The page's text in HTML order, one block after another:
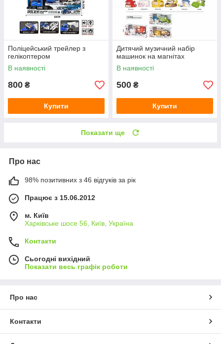
Поліцейський трейлер з
гелікоптером
В наявності
800 ₴
Купити
Дитячий музичний набір
машинок на магнітах
В наявності
500 ₴
Купити
Показати ще
Про нас
98% позитивних з 46 відгуків за рік
Працює з 15.06.2012
м. Київ
Харківське шосе 56, Київ, Україна
Контакти
Сьогодні вихідний
Показати весь графік роботи
Про нас
Контакти